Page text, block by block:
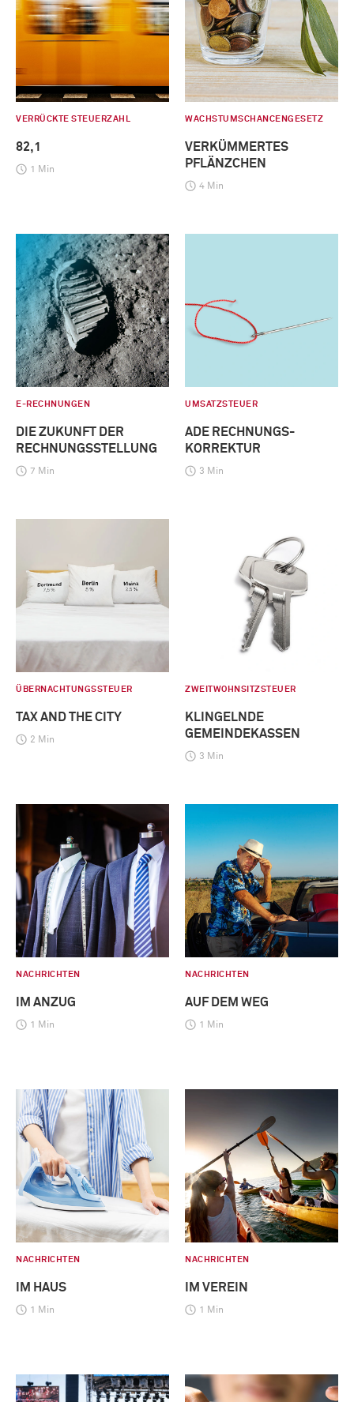
VERRÜCKTE STEUERZAHL
82,1
1 Min
WACHSTUMSCHANCENGESETZ
VERKÜMMERTES
PFLÄNZCHEN
4 Min
E-RECHNUNGEN
DIE ZUKUNFT DER
RECHNUNGSSTELLUNG
7 Min
UMSATZSTEUER
ADE RECHNUNGS-
KORREKTUR
3 Min
ÜBERNACHTUNGSSTEUER
TAX AND THE CITY
2 Min
ZWEITWOHNSITZSTEUER
KLINGELNDE
GEMEINDEKASSEN
3 Min
NACHRICHTEN
IM ANZUG
1 Min
NACHRICHTEN
AUF DEM WEG
1 Min
NACHRICHTEN
IM HAUS
1 Min
NACHRICHTEN
IM VEREIN
1 Min